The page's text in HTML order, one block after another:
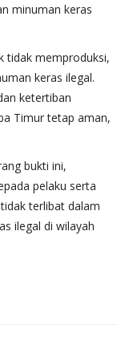
minuman keras
tidak memproduksi,
keras ilegal.
ketertiban
Timur tetap aman,
bukti ini,
pelaku serta
terlibat dalam
ilegal di wilayah